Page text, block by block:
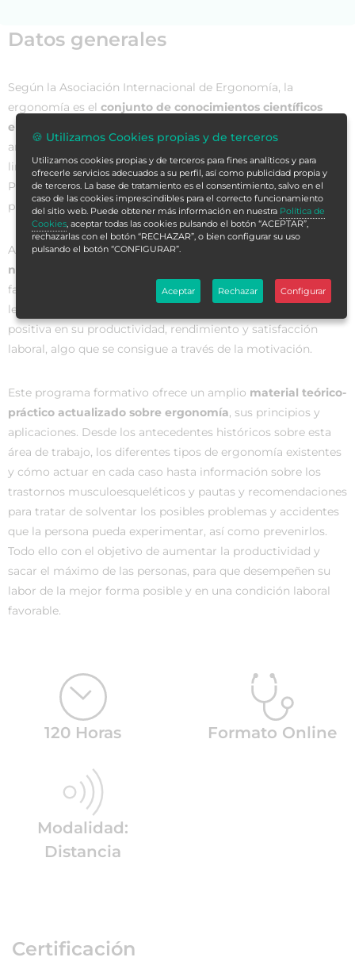
Datos generales
Según la Asociación Internacional de Ergonomía, la
ergonomía es el conjunto de conocimientos científicos
enfocados a mejorar el trabajo
ambientes para que se adapten a las capacidades y
limitaciones tanto físicas como psicológicas de la persona.
Por tanto, dentro de la ergonomía está muy presente la
productividad personal y laboral.
Además, tiene como principal objetivo
necesidades del empleado para adaptar el trabajo
favorecer el análisis de las condiciones laborales y posibles
lesiones. De esta forma, se pretende influir de manera
positiva en su productividad, rendimiento y satisfacción
laboral, algo que se consigue a través de la motivación.
Este programa formativo ofrece un amplio material teórico-
práctico actualizado sobre ergonomía, sus principios y
aplicaciones. Desde los antecedentes históricos sobre esta
área de trabajo, los diferentes tipos de ergonomía existentes
y cómo actuar en cada caso hasta información sobre los
trastornos musculoesqueléticos y pautas y recomendaciones
para tratar de solventar los posibles problemas y accidentes
que la persona pueda experimentar, así como prevenirlos.
Todo ello con el objetivo de aumentar la productividad y
sacar el máximo de las personas, para que desempeñen su
labor de la mejor forma posible y en una condición laboral
favorable.
120 Horas Formato Online
Modalidad:
Distancia
Certificación
🍪 Utilizamos Cookies propias y de terceros
Utilizamos cookies propias y de terceros para fines analíticos y para
ofrecerle servicios adecuados a su perfil, así como publicidad propia y
de terceros. La base de tratamiento es el consentimiento, salvo en el
caso de las cookies imprescindibles para el correcto funcionamiento
del sitio web. Puede obtener más información en nuestra Política de
Cookies, aceptar todas las cookies pulsando el botón “ACEPTAR”,
rechazarlas con el botón “RECHAZAR”, o bien configurar su uso
pulsando el botón “CONFIGURAR”.
Aceptar Rechazar Configurar